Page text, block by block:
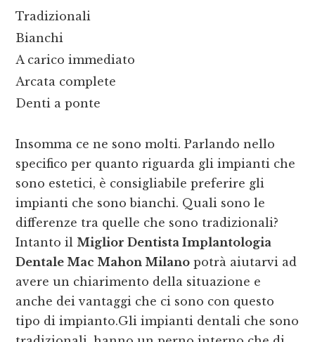
Tradizionali
Bianchi
A carico immediato
Arcata complete
Denti a ponte
Insomma ce ne sono molti. Parlando nello
specifico per quanto riguarda gli impianti che
sono estetici, è consigliabile preferire gli
impianti che sono bianchi. Quali sono le
differenze tra quelle che sono tradizionali?
Intanto il Miglior Dentista Implantologia
Dentale Mac Mahon Milano potrà aiutarvi ad
avere un chiarimento della situazione e
anche dei vantaggi che ci sono con questo
tipo di impianto.Gli impianti dentali che sono